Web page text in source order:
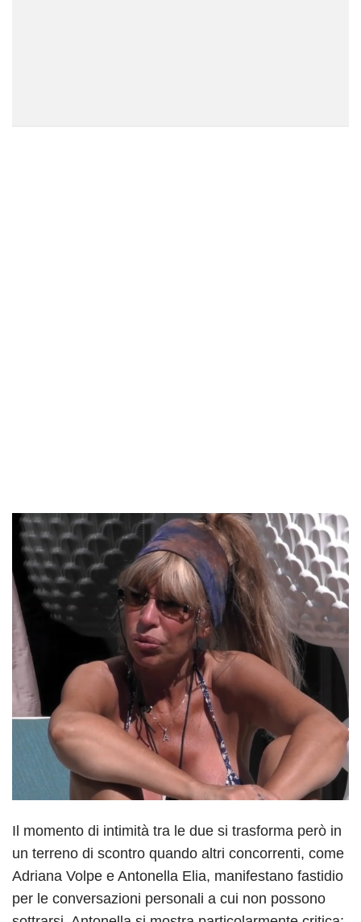
Il momento di intimità tra le due si trasforma però in
un terreno di scontro quando altri concorrenti, come
Adriana Volpe e Antonella Elia, manifestano fastidio
per le conversazioni personali a cui non possono